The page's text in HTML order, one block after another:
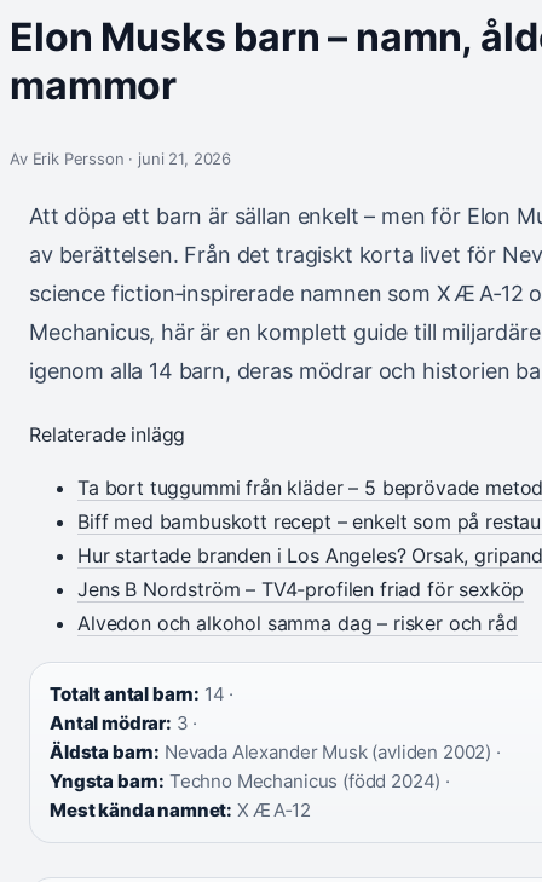
Elon Musks barn – namn,
mammor
Av Erik Persson · juni 21, 2026
Att döpa ett barn är sällan enkelt – men för Elon
av berättelsen. Från det tragiskt korta livet för
science fiction‑inspirerade namnen som X Æ A‑12
Mechanicus, här är en komplett guide till
igenom alla 14 barn, deras mödrar och historien
Relaterade inlägg
Ta bort tuggummi från kläder – 5 beprövade
Biff med bambuskott recept – enkelt som på
Hur startade branden i Los Angeles? Orsak,
Jens B Nordström – TV4-profilen friad för sexköp
Alvedon och alkohol samma dag – risker och råd
Totalt antal barn: 14 ·
Antal mödrar: 3 ·
Äldsta barn: Nevada Alexander Musk (avliden 2002) ·
Yngsta barn: Techno Mechanicus (född 2024) ·
Mest kända namnet: X Æ A‑12